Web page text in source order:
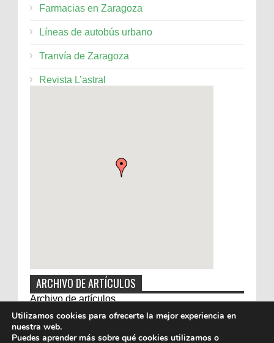
Farmacias en Zaragoza
Líneas de autobús urbano
Tranvía de Zaragoza
Revista L’astral
ARCHIVO DE ARTÍCULOS
Archivo de artículos
Utilizamos cookies para ofrecerte la mejor experiencia en
nuestra web.
Puedes aprender más sobre qué cookies utilizamos o